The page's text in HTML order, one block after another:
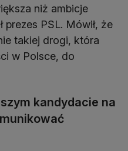
niż ambicje
PSL. Mówił, że
takiej drogi, która
w Polsce, do
kandydacie na